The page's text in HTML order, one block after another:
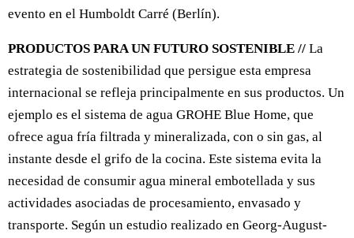
evento en el Humboldt Carré (Berlín).
PRODUCTOS PARA UN FUTURO SOSTENIBLE // La
estrategia de sostenibilidad que persigue esta empresa
internacional se refleja principalmente en sus productos. Un
ejemplo es el sistema de agua GROHE Blue Home, que
ofrece agua fría filtrada y mineralizada, con o sin gas, al
instante desde el grifo de la cocina. Este sistema evita la
necesidad de consumir agua mineral embotellada y sus
actividades asociadas de procesamiento, envasado y
transporte. Según un estudio realizado en Georg-August-